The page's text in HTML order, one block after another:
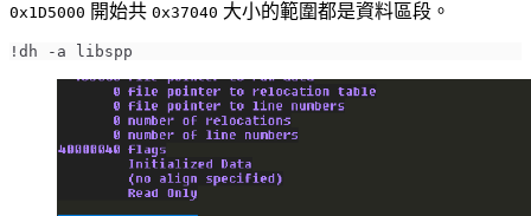
0x1D5000 開始共 0x37040 大小的範圍都是資料區段。